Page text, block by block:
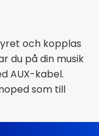
och kopplas
du på din musik
AUX-kabel.
som till